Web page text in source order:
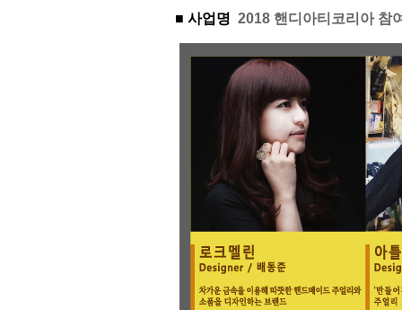
■ 사업명 2018 핸디아티코리아 참